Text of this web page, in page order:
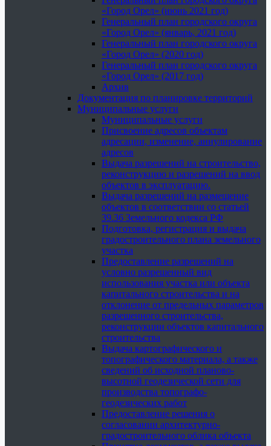
«Город Орел» (июнь 2021 год)
Генеральный план городского округа
«Город Орел» (январь, 2021 год)
Генеральный план городского округа
«Город Орел» (2020 год)
Генеральный план городского округа
«Город Орел» (2017 год)
Архив
Документация по планировке территорий
Муниципальные услуги
Муниципальные услуги
Присвоение адресов объектам
адресации, изменение, аннулирование
адресов
Выдача разрешений на строительство,
реконструкцию и разрешений на ввод
объектов в эксплуатацию.
Выдача разрешений на размещение
объектов в соответствии со статьей
39.36 Земельного кодекса РФ
Подготовка, регистрация и выдача
градостроительного плана земельного
участка
Предоставление разрешений на
условно разрешенный вид
использования участка или объекта
капитального строительства и на
отклонение от предельных параметров
разрешенного строительства,
реконструкции объектов капитального
строительства
Выдача картографического и
топографического материала, а также
сведений об исходной планово-
высотной геодезической сети для
производства топографо-
геодезических работ
Предоставление решения о
согласовании архитектурно-
градостроительного облика объекта